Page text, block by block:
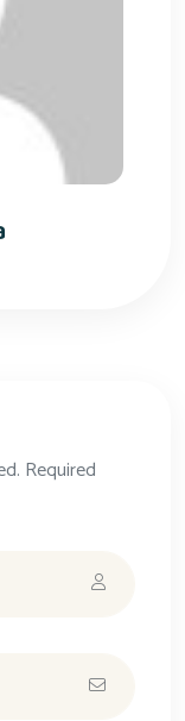
Required